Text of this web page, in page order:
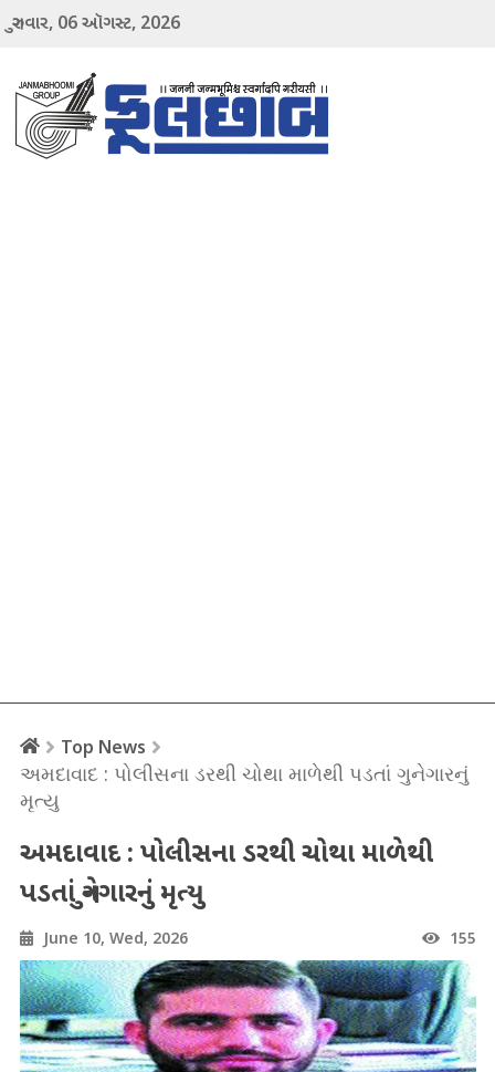
ગુરુવાર, 06ઑગસ્ટ, 2026
Top News
અમદાવાદ : પોલીસના ડરથી ચોથા માળેથી પડતાં ગુનેગારનું
મૃત્યુ
અમદાવાદ : પોલીસના ડરથી ચોથા માળેથી
પડતાં ગુનેગારનું મૃત્યુ
June 10, Wed, 2026 155